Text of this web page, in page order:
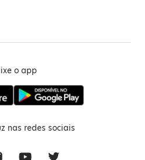
o app
nas redes sociais